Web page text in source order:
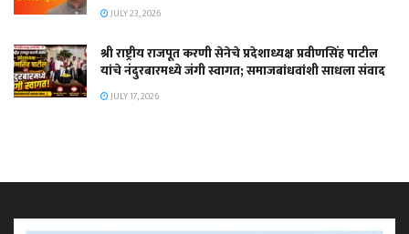
JULY 23, 2026
श्री राष्ट्रीय राजपूत करणी सेनेचे प्रदेशाध्यक्ष प्रवीणसिंह पाटील
यांचे नंदुरबारमध्ये जंगी स्वागत; समाजबांधवांशी साधला संवाद
JULY 17, 2026